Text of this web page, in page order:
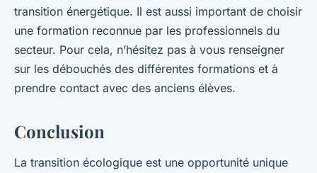
transition énergétique. Il est aussi important de choisir
une formation reconnue par les professionnels du
secteur. Pour cela, n’hésitez pas à vous renseigner
sur les débouchés des différentes formations et à
prendre contact avec des anciens élèves.
Conclusion
La transition écologique est une opportunité unique